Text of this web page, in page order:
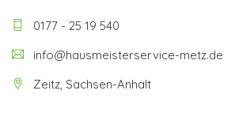
0177 - 25 19 540
info@hausmeisterservice-metz.de
Zeitz, Sachsen-Anhalt